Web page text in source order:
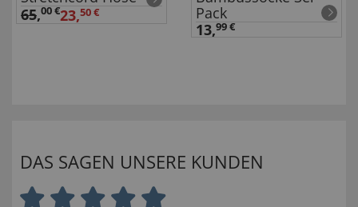
65,00 €23,50 €
Pack
13,99 €
DAS SAGEN UNSERE KUNDEN